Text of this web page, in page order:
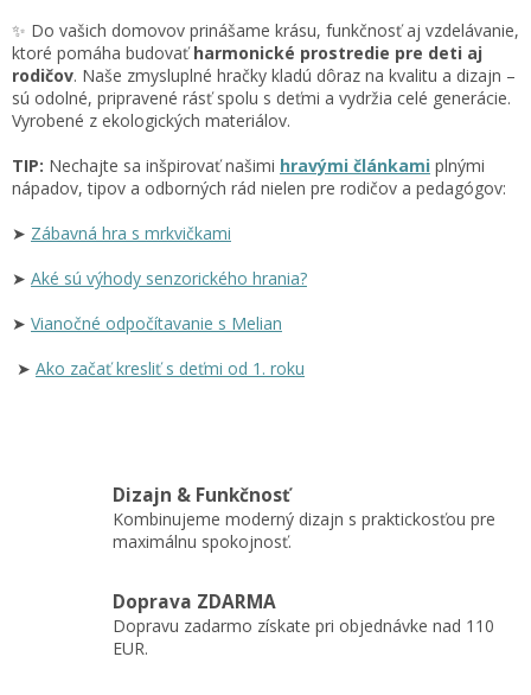
✨ Do vašich domovov prinášame krásu, funkčnosť aj vzdelávanie,
ktoré pomáha budovaťharmonické prostredie pre deti aj
rodičov. Naše zmysluplné hračky kladú dôraz na kvalitu a dizajn –
sú odolné, pripravené rásť spolu s deťmi a vydržia celé generácie.
Vyrobené z ekologických materiálov.
TIP: Nechajte sa inšpirovať našimi hravými článkami plnými
nápadov, tipov a odborných rád nielen pre rodičov a pedagógov:
➤ Zábavná hra s mrkvičkami
➤ Aké sú výhody senzorického hrania?
➤ Vianočné odpočítavanie s Melian
➤ Ako začať kresliť s deťmi od 1. roku
Dizajn & Funkčnosť
Kombinujeme moderný dizajn s praktickosťou pre
maximálnu spokojnosť.
Doprava ZDARMA
Dopravu zadarmo získate pri objednávke nad 110
EUR.